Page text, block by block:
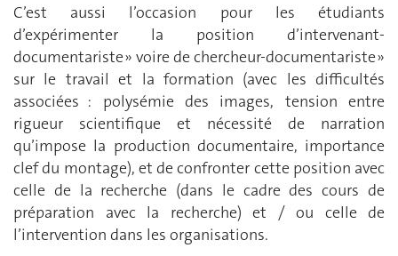
C’est aussi l’occasion pour les étudiants
d’expérimenter la position d’intervenant-
documentariste » voire de chercheur-documentariste »
sur le travail et la formation (avec les difficultés
associées : polysémie des images, tension entre
rigueur scientifique et nécessité de narration
qu’impose la production documentaire, importance
clef du montage), et de confronter cette position avec
celle de la recherche (dans le cadre des cours de
préparation avec la recherche) et / ou celle de
l’intervention dans les organisations.